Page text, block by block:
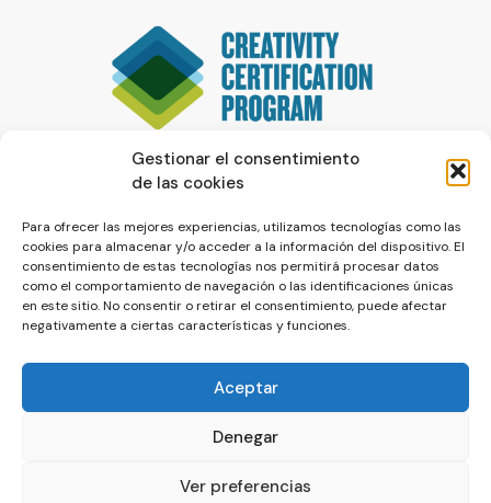
Gestionar el consentimiento
de las cookies
Para ofrecer las mejores experiencias, utilizamos tecnologías como las
cookies para almacenar y/o acceder a la información del dispositivo. El
consentimiento de estas tecnologías nos permitirá procesar datos
como el comportamiento de navegación o las identificaciones únicas
en este sitio. No consentir o retirar el consentimiento, puede afectar
negativamente a ciertas características y funciones.
Aceptar
Denegar
Ver preferencias
© La Servilleta - El Blog de Paco Prieto